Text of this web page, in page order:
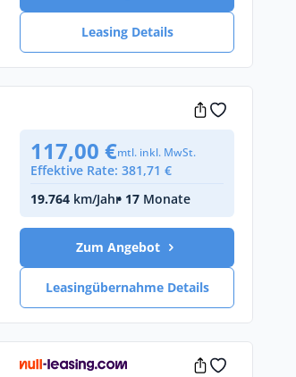
Leasing Details
117,00 €mtl. inkl. MwSt.
Effektive Rate: 381,71 €
19.764 km/Jahr• 17 Monate
Zum Angebot
Leasingübernahme Details